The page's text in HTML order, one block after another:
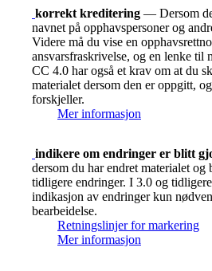
korrekt kreditering — Dersom
navnet på opphavspersoner og
Videre må du vise en
ansvarsfraskrivelse, og en lenke til
CC 4.0 har også et krav om at du
materialet dersom den er oppgitt,
forskjeller.
Mer informasjon
indikere om endringer er blitt
dersom du har endret materialet og
tidligere endringer. I 3.0 og
indikasjon av endringer kun
bearbeidelse.
Retningslinjer for markering
Mer informasjon